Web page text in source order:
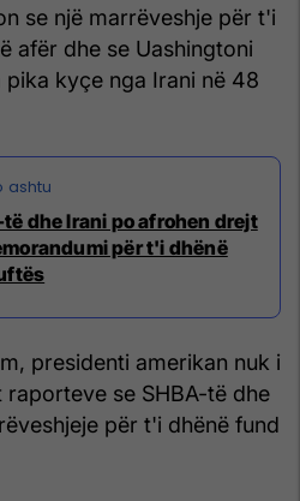
se një marrëveshje për t'i
afër dhe se Uashingtoni
kyçe nga Irani në 48
të dhe Irani po afrohen drejt
për t'i dhënë
presidenti amerikan nuk i
se SHBA-të dhe
për t'i dhënë fund